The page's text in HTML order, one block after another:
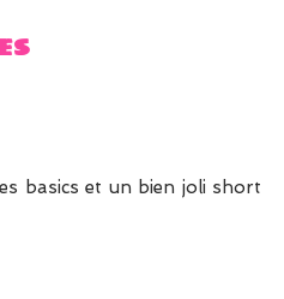
basics et un bien joli short